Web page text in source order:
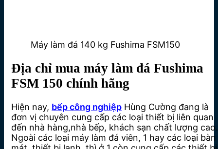
Máy làm đá 140 kg Fushima FSM150
Địa chỉ mua máy làm đá Fushima
FSM 150 chính hãng
Hiện nay, bếp công nghiệp Hùng Cường đang là
đơn vị chuyên cung cấp các loại thiết bị liên quan
đến nhà hàng,nhà bếp, khách sạn chất lượng cao.
Ngoài các loại máy làm đá viên, 1 hay các loại bàn